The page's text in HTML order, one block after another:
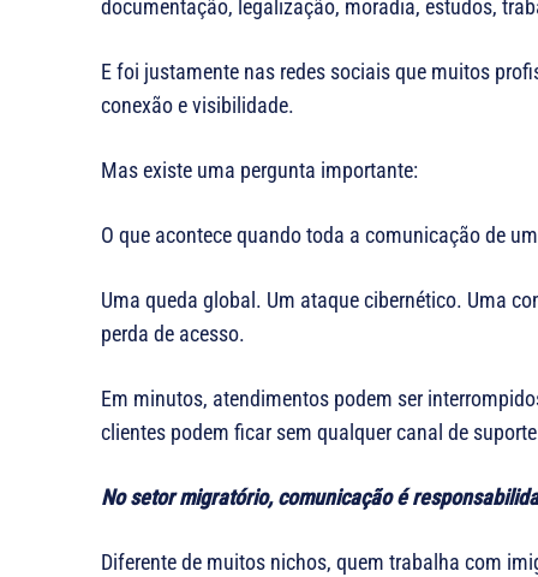
documentação, legalização, moradia, estudos,
E foi justamente nas redes sociais que muitos
conexão e visibilidade.
Mas existe uma pergunta importante:
O que acontece quando toda a comunicação de
Uma queda global. Um ataque cibernético. Uma
perda de acesso.
Em minutos, atendimentos podem ser
clientes podem ficar sem qualquer canal de
No setor migratório, comunicação é
Diferente de muitos nichos, quem trabalha com